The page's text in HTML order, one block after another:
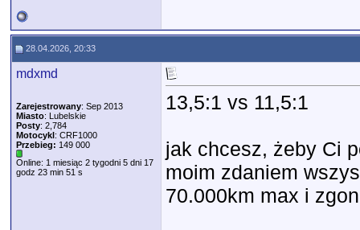
28.04.2026, 20:33
mdxmd
Zarejestrowany: Sep 2013
Miasto: Lubelskie
Posty: 2,784
Motocykl: CRF1000
Przebieg: 149 000
Online: 1 miesiąc 2 tygodni 5 dni 17
godz 23 min 51 s
13,5:1 vs 11,5:1
jak chcesz, żeby Ci
moim zdaniem
70.000km max i zgon